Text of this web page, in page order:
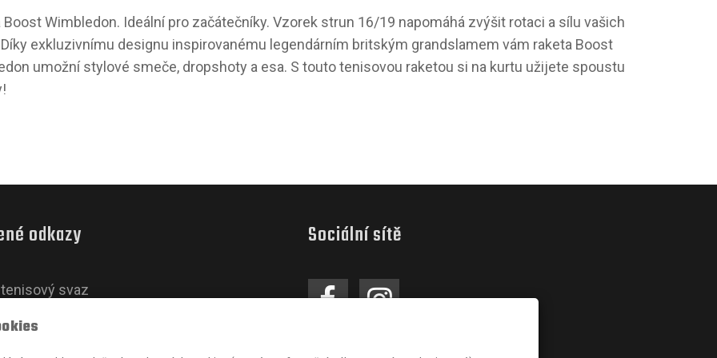
Boost Wimbledon. Ideální pro začátečníky. Vzorek strun 16/19 napomáhá zvýšit rotaci a sílu vašich
exkluzivnímu designu inspirovanému legendárním britským grandslamem vám raketa Boost
umožní stylové smeče, dropshoty a esa. S touto tenisovou raketou si na kurtu užijete spoustu
odkazy
svaz
Sociální sítě